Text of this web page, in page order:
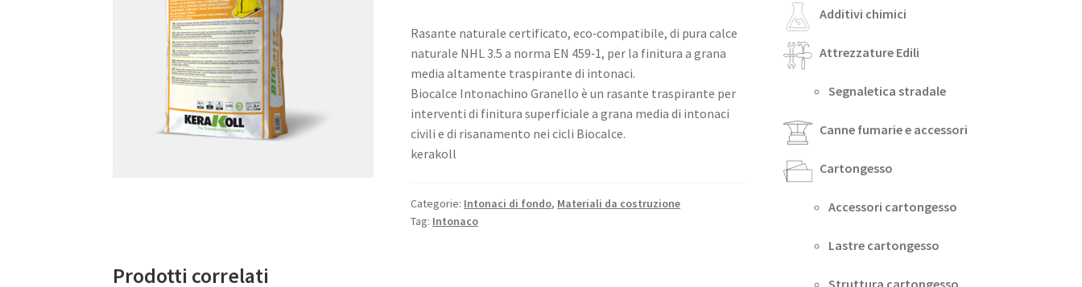
Rasante naturale certificato, eco‑compatibile, di pura calce
naturale NHL 3.5 a norma EN 459‑1, per la finitura a grana
media altamente traspirante di intonaci.
Biocalce Intonachino Granello è un rasante traspirante per
interventi di finitura superficiale a grana media di intonaci
civili e di risanamento nei cicli Biocalce.
kerakoll
Categorie: Intonaci di fondo, Materiali da costruzione
Tag: Intonaco
Prodotti correlati
Additivi chimici
Attrezzature Edili
Segnaletica stradale
Canne fumarie e accessori
Cartongesso
Accessori cartongesso
Lastre cartongesso